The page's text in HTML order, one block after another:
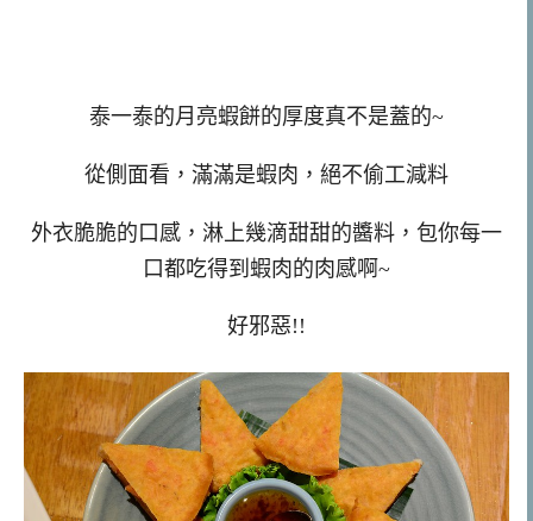
泰一泰的月亮蝦餅的厚度真不是蓋的~
從側面看，滿滿是蝦肉，絕不偷工減料
外衣脆脆的口感，淋上幾滴甜甜的醬料，包你每一
口都吃得到蝦肉的肉感啊~
好邪惡!!